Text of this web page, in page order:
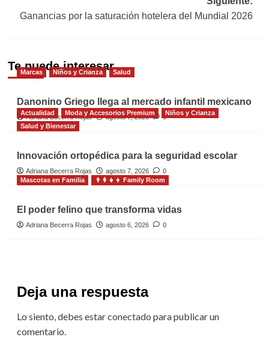
Ganancias por la saturación hotelera del Mundial 2026
Te puede interesar
Marcas Niños y Crianza Salud
Danonino Griego llega al mercado infantil mexicano
Adriana Becerra Rojas agosto 7, 2026 0
Actualidad Moda y Accesorios Premium
Niños y Crianza
Salud y Bienestar
Innovación ortopédica para la seguridad escolar
Adriana Becerra Rojas agosto 7, 2026
0
Mascotas en Familia
👨‍👩‍👧‍👦 Family Room
El poder felino que transforma vidas
Adriana Becerra Rojas agosto 6, 2026 0
Deja una respuesta
Lo siento, debes estarconectado para publicar un
comentario.